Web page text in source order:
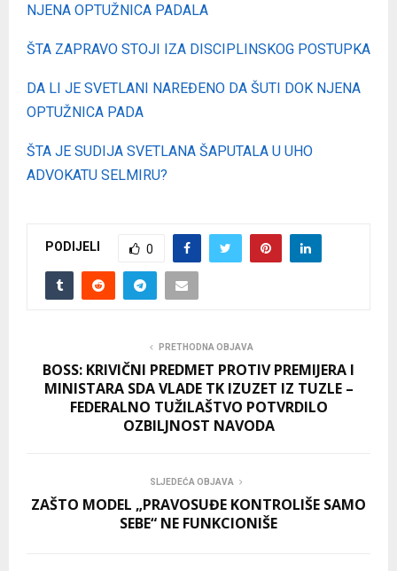
NJENA OPTUŽNICA PADALA
ŠTA ZAPRAVO STOJI IZA DISCIPLINSKOG POSTUPKA
DA LI JE SVETLANI NAREĐENO DA ŠUTI DOK NJENA
OPTUŽNICA PADA
ŠTA JE SUDIJA SVETLANA ŠAPUTALA U UHO
ADVOKATU SELMIRU?
PODIJELI 0
PRETHODNA OBJAVA
BOSS: KRIVIČNI PREDMET PROTIV PREMIJERA I
MINISTARA SDA VLADE TK IZUZET IZ TUZLE –
FEDERALNO TUŽILAŠTVO POTVRDILO
OZBILJNOST NAVODA
SLJEDEĆA OBJAVA
ZAŠTO MODEL „PRAVOSUĐE KONTROLIŠE SAMO
SEBE“ NE FUNKCIONIŠE